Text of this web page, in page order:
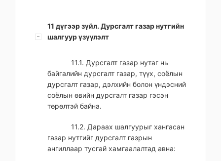
11 дүгээр зүйл. Дурсгалт газар нутгийн
шалгуур үзүүлэлт
11.1. Дурсгалт газар нутаг нь
байгалийн дурсгалт газар, түүх, соёлын
дурсгалт газар, дэлхийн болон үндэсний
соёлын өвийн дурсгалт газар гэсэн
төрөлтэй байна.
11.2. Дараах шалгуурыг хангасан
газар нутгийг дурсгалт газрын
ангиллаар тусгай хамгаалалтад авна: